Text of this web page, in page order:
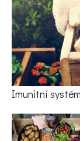
KVÍZY A TESTY
Imunitní